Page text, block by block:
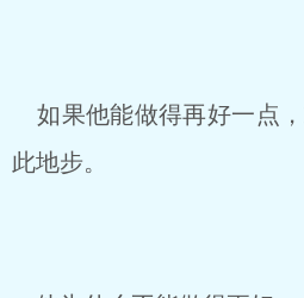
如果他能做得再好一点
此地步。